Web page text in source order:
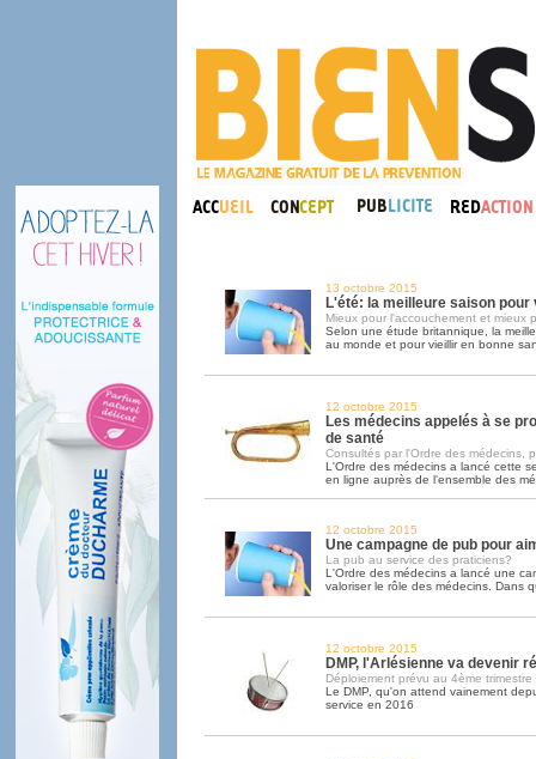
13 octobre 2015
L'été: la meilleure saison pour
Mieux pour l'accouchement et mieux
Selon une étude britannique, la
au monde et pour vieillir en bonne
12 octobre 2015
Les médecins appelés à se
de santé
Consultés par l'Ordre des médecins,
L'Ordre des médecins a lancé cette
en ligne auprès de l'ensemble des
12 octobre 2015
Une campagne de pub pour
La pub au service des praticiens?
L'Ordre des médecins a lancé une
valoriser le rôle des médecins. Dans
12 octobre 2015
DMP, l'Arlésienne va devenir
Déploiement prévu au 4ème trimestre
Le DMP, qu'on attend vainement
service en 2016